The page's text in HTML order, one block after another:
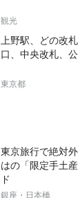
観光
上野駅、どの改
口、中央改札、
東京都
東京旅行で絶対
はの「限定手土
ド
銀座・日本橋